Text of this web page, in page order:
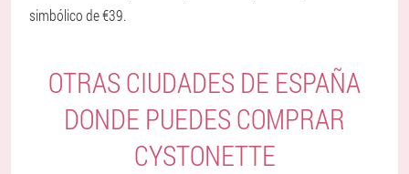
simbólico de €39.
OTRAS CIUDADES DE ESPAÑA
DONDE PUEDES COMPRAR
CYSTONETTE